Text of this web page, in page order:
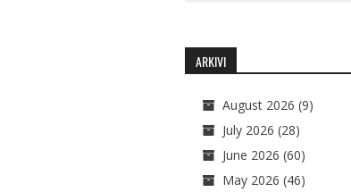
ARKIVI
August 2026 (9)
July 2026 (28)
June 2026 (60)
May 2026 (46)